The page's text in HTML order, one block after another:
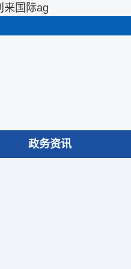
来国际ag
政务资讯